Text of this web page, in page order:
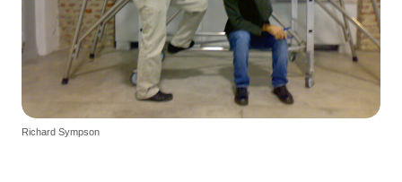
Richard Sympson